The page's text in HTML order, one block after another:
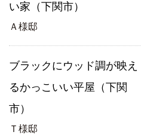
い家（下関市）
Ａ様邸
ブラックにウッド調が映え
るかっこいい平屋（下関
市）
Ｔ様邸